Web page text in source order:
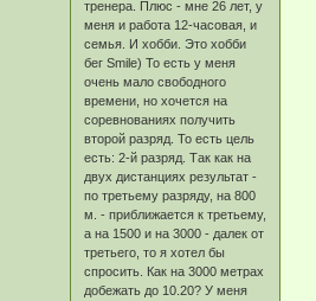
тренера. Плюс - мне 26 лет, у
меня и работа 12-часовая, и
семья. И хобби. Это хобби
бег Smile) То есть у меня
очень мало свободного
времени, но хочется на
соревнованиях получить
второй разряд. То есть цель
есть: 2-й разряд. Так как на
двух дистанциях результат -
по третьему разряду, на 800
м. - приближается к третьему,
а на 1500 и на 3000 - далек от
третьего, то я хотел бы
спросить. Как на 3000 метрах
добежать до 10.20? У меня